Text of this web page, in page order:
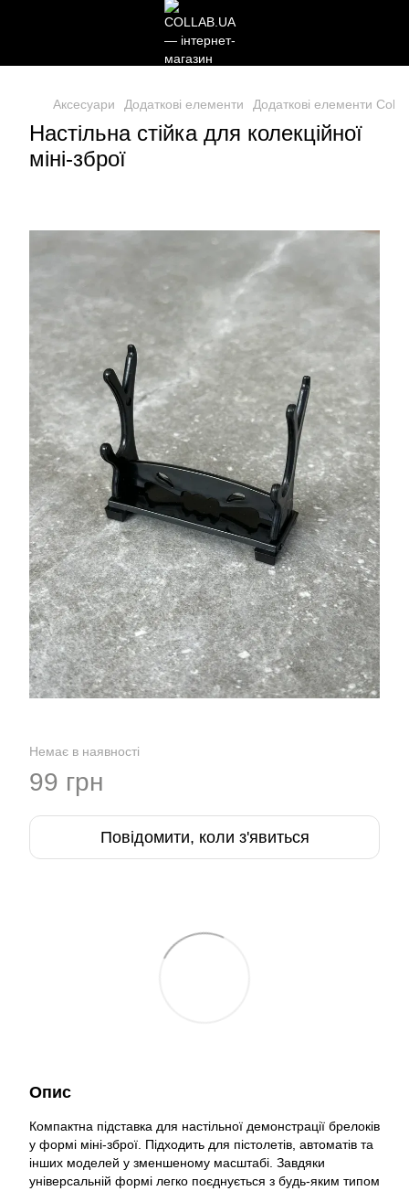
Аксесуари Додаткові елементи Додаткові елементи
Настільна стійка для колекційної
міні-зброї
Немає в наявності
99 грн
Повідомити, коли з'явиться
Опис
Компактна підставка для настільної демонстрації брелоків
у формі міні-зброї. Підходить для пістолетів, автоматів та
інших моделей у зменшеному масштабі. Завдяки
універсальній формі легко поєднується з будь-яким типом